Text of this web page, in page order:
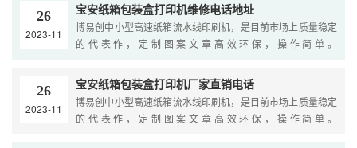
26
2023-11
宝安纸箱包装盒打印机维修电话地址
博易创中小型高速纸箱流水线印刷机，是目前市场上质量稳定
的代表作，定制图案文章高效环保，操作简单。
26
2023-11
宝安纸箱包装盒打印机厂家直销电话
博易创中小型高速纸箱流水线印刷机，是目前市场上质量稳定
的代表作，定制图案文章高效环保，操作简单。